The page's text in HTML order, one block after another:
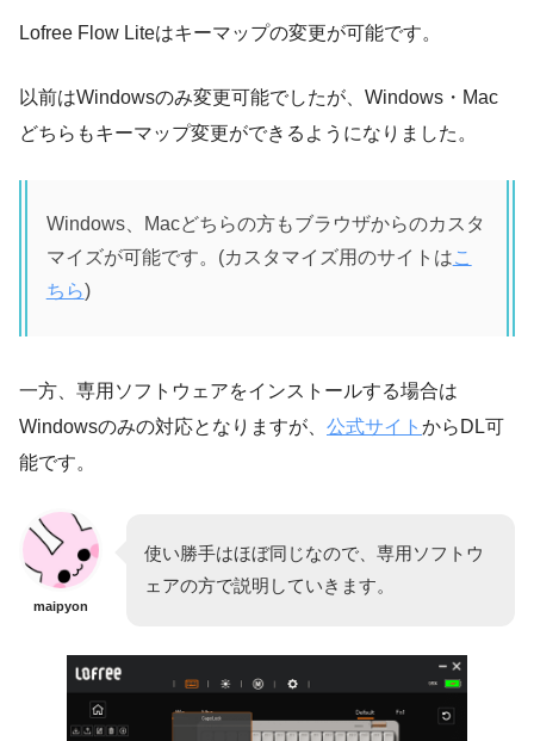
Lofree Flow Liteはキーマップの変更が可能です。
以前はWindowsのみ変更可能でしたが、Windows・Mac
どちらもキーマップ変更ができるようになりました。
Windows、Macどちらの方もブラウザからのカスタ
マイズが可能です。(カスタマイズ用のサイトはこ
ちら)
一方、専用ソフトウェアをインストールする場合は
Windowsのみの対応となりますが、 公式サイト からDL可
能です。
maipyon
使い勝手はほぼ同じなので、専用ソフトウ
ェアの方で説明していきます。